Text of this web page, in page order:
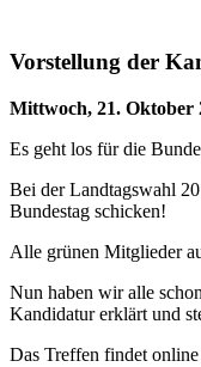
Vorstellung der
Mittwoch, 21. Oktober
Es geht los für die
Bei der Landtagswahl
Bundestag schicken!
Alle grünen Mitglieder
Nun haben wir alle
Kandidatur erklärt und
Das Treffen findet